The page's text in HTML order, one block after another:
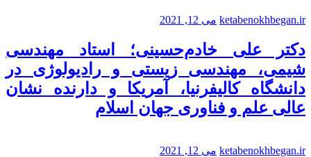
ketabenokhbegan.ir می 12, 2021
دکتر علی خادم‌حسینی؛ استاد مهندسی
شیمی، مهندسی زیستی و رادیولوژی در
دانشگاه کالیفرنیا، آمریکا و دارنده نشان
عالی علم و فناوری جهان اسلام
ketabenokhbegan.ir می 12, 2021